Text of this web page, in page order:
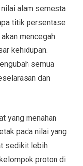
alam semesta
titik persentase
mencegah
kehidupan.
semua
dan
yang menahan
pada nilai yang
sedikit lebih
proton di